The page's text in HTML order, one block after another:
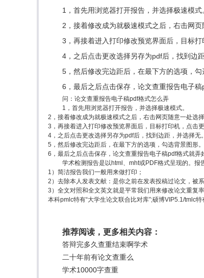
1，首先用浏览器打开报告，并选择极速模式
2，接着修改成为就极速模式之后，右击网
3，再接着进入打印修改预览界面后，目标打
4，之后点击更改选择另存为pdf后，找到边距
5，然后修改完边距后，在最下方的选项，勾
6，最后之后点击保存，论文查重报告电子稿
问：论文查重报告电子稿pdf格式怎么弄
1，首先用浏览器打开报告，并选择极速模式。
2，接着修改成为就极速模式之后，右击网页随意一处选
3，再接着进入打印修改预览界面后，目标打印机，点击
4，之后点击更改选择另存为pdf后，找到边距，并选择无。
5，然后修改完边距后，在最下方的选项，勾选背景图形。
6，最后之后点击保存，论文查重报告电子稿pdf格式就弄
学术检测报告是以html、mht或PDF格式呈现的。
1）简洁报告我们一般用来做打印；
2）去除本人发表文献：是你之前在发表投稿过论文，被
3）全文对照和全文英文就是平常我们用来修改论文重复率
本科pmlc特有“大学生论文联合比对库”;硕博VIP5.1/tmlc特
推荐阅读，更多相关内容：
答辩完多久查重结束啊学术
二十年前有论文查重么
学术10000字查重